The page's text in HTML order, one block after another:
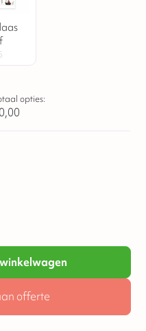
opties:
offerte